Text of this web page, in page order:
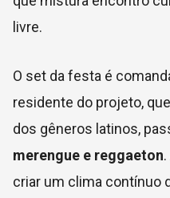
livre.
O set da festa é
residente do projeto,
dos gêneros latinos,
merengue e reggaeton
criar um clima contínuo